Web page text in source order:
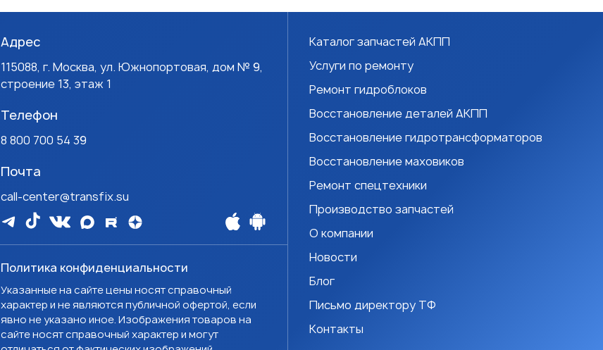
Адрес
115088, г. Москва, ул. Южнопортовая, дом № 9,
строение 13, этаж 1
Телефон
8 800 700 54 39
Почта
call-center@transfix.su
Политика конфиденциальности
Указанные на сайте цены носят справочный
характер и не являются публичной офертой, если
явно не указано иное. Изображения товаров на
сайте носят справочный характер и могут
Каталог запчастей АКПП
Услуги по ремонту
Ремонт гидроблоков
Восстановление деталей АКПП
Восстановление гидротрансформаторов
Восстановление маховиков
Ремонт спецтехники
Производство запчастей
О компании
Новости
Блог
Письмо директору ТФ
Контакты